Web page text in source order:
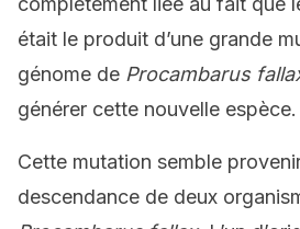
était le produit d’une grande
génome de Procambarus
générer cette nouvelle espèce.
Cette mutation semble
descendance de deux